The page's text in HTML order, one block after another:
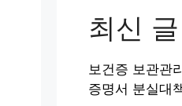
최신 글
보건증 보관관
증명서 분실대